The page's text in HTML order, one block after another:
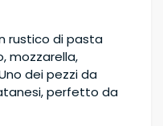
rustico di pasta
mozzarella,
dei pezzi da
perfetto da